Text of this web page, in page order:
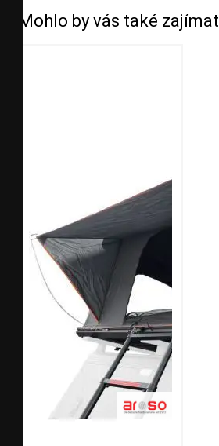
Mohlo by vás také zajímat